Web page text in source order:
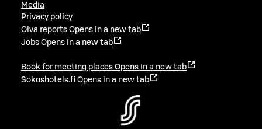
Media
Privacy policy
Oiva reports Opens in a new tab
Jobs Opens in a new tab
Book for meeting places Opens in a new tab
Sokoshotels.fi Opens in a new tab